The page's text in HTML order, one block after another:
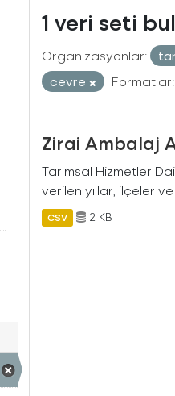
1 veri seti
Organizasyonlar:
cevre
Formatlar:
Zirai Ambalaj
Tarımsal Hizmetler
verilen yıllar, ilçeler
CSV 2 KB